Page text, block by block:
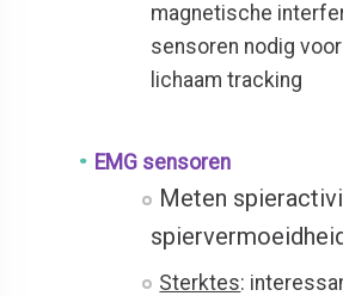
magnetische
sensoren nodig
lichaam tracking
EMG sensoren
Meten
Sterktes: